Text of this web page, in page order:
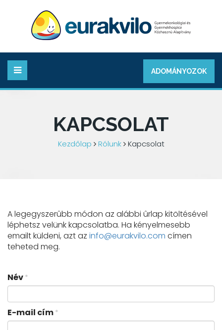
ADOMÁNYOZOK
KAPCSOLAT
Kezdőlap Rólunk Kapcsolat
A legegyszerûbb módon az alábbi ûrlap kitöltésével
léphetsz velünk kapcsolatba. Ha kényelmesebb
emailt küldeni, azt az info@eurakvilo.com címen
teheted meg.
Név *
E-mail cím *